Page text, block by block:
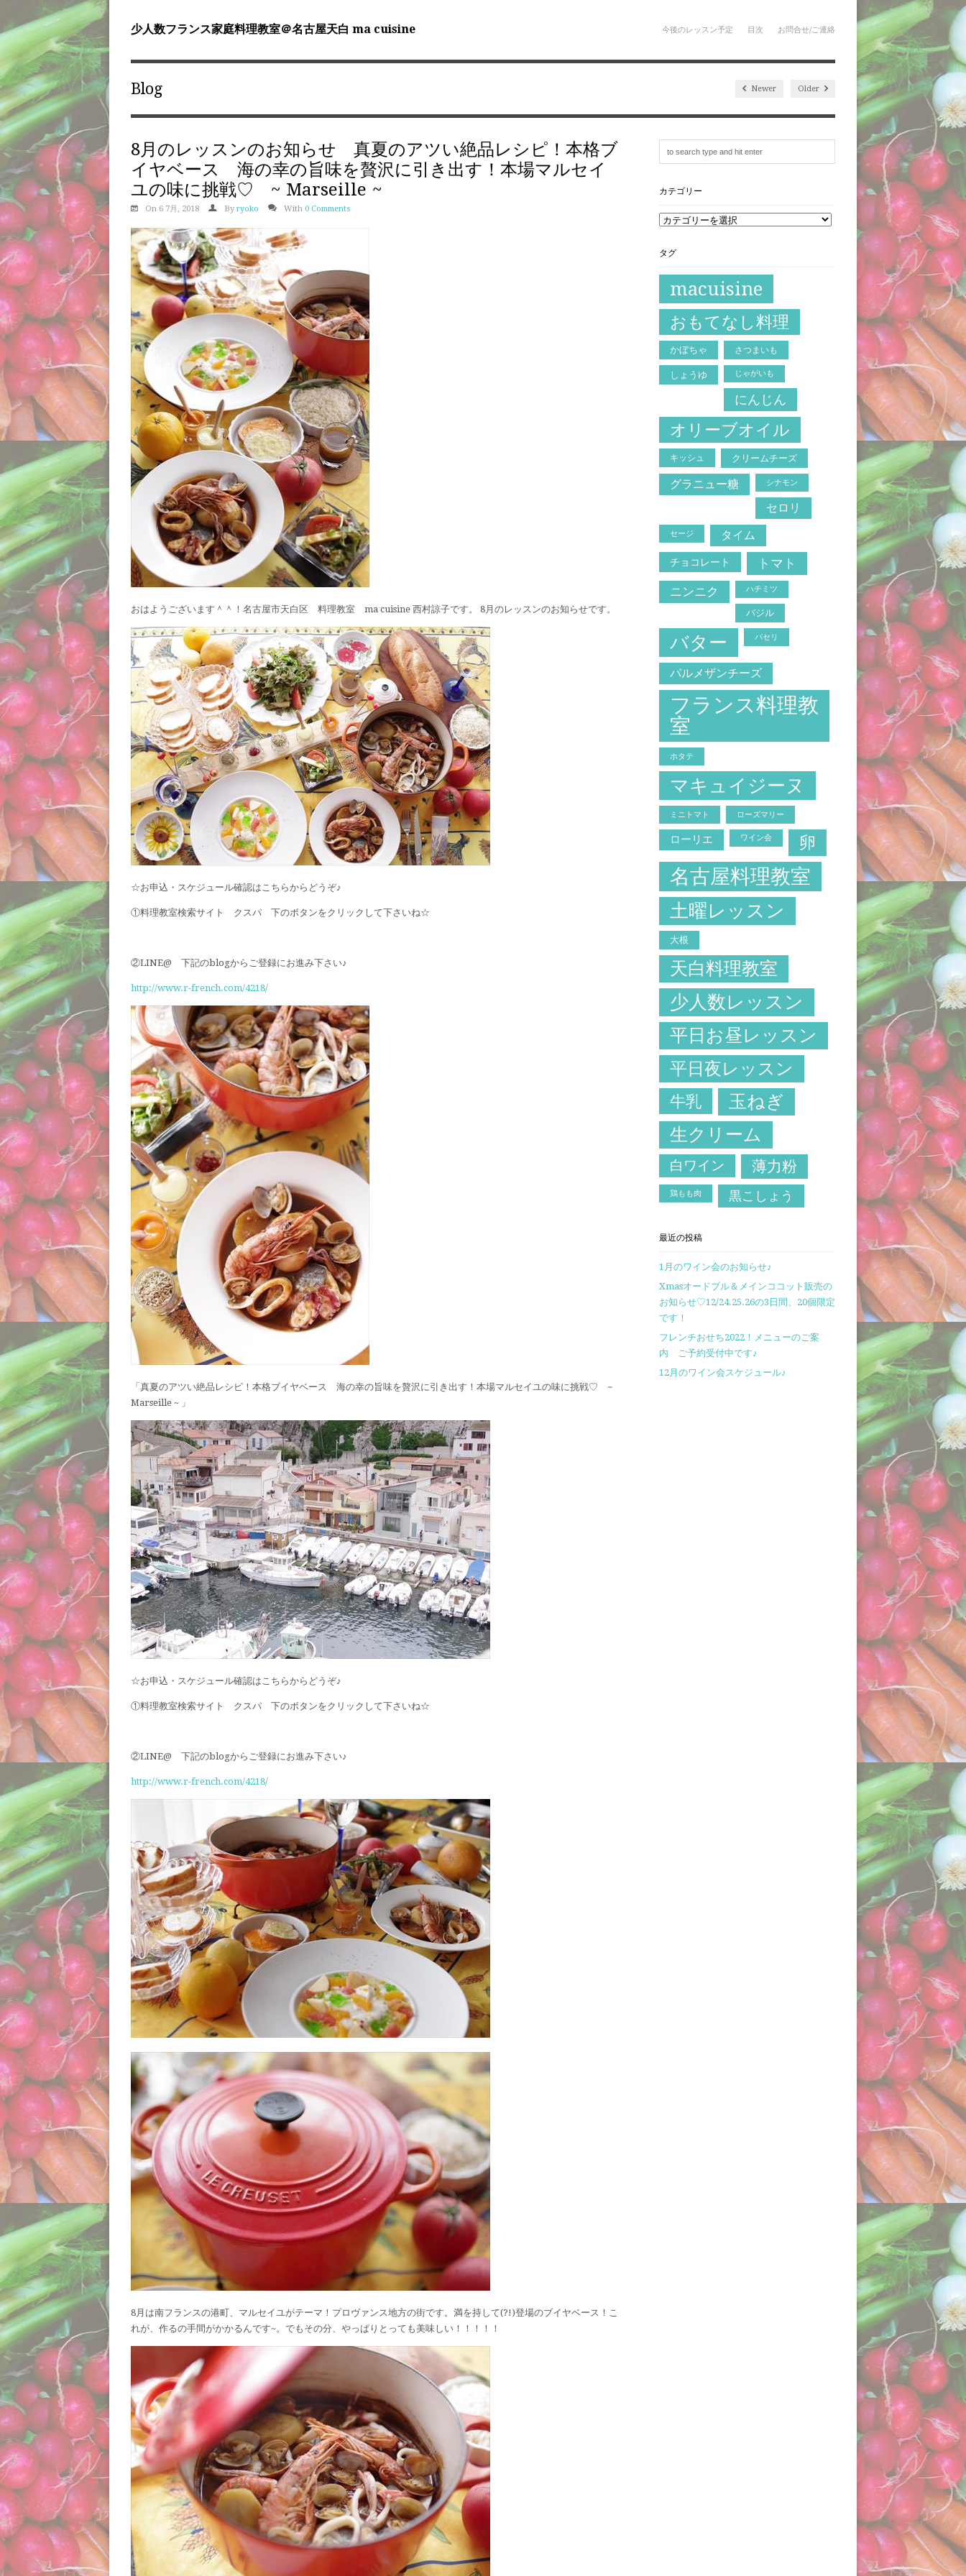
少人数フランス家庭料理教室＠名古屋天白 ma cuisine 今後のレッスン予定 目次 お問合せ/ご連絡
Blog Newer Older
8月のレッスンのお知らせ 真夏のアツい絶品レシピ！本格ブ
イヤベース 海の幸の旨味を贅沢に引き出す！本場マルセイ
ユの味に挑戦♡ ~ Marseille ~
On 6 7月, 2018 By ryoko With 0 Comments
おはようございます＾＾！名古屋市天白区 料理教室 ma cuisine 西村諒子です。 8月のレッスンのお知らせです。
☆お申込・スケジュール確認はこちらからどうぞ♪
①料理教室検索サイト クスパ 下のボタンをクリックして下さいね☆
②LINE@ 下記のblogからご登録にお進み下さい♪
http://www.r-french.com/4218/
「真夏のアツい絶品レシピ！本格ブイヤベース 海の幸の旨味を贅沢に引き出す！本場マルセイユの味に挑戦♡ ~
Marseille ~ 」
☆お申込・スケジュール確認はこちらからどうぞ♪
①料理教室検索サイト クスパ 下のボタンをクリックして下さいね☆
②LINE@ 下記のblogからご登録にお進み下さい♪
http://www.r-french.com/4218/
8月は南フランスの港町、マルセイユがテーマ！プロヴァンス地方の街です。満を持して(?!)登場のブイヤベース！こ
れが、作るの手間がかかるんです~。でもその分、やっぱりとっても美味しい！！！！！
カテゴリー
タグ
macuisine
おもてなし料理
かぼちゃ さつまいも
しょうゆ じゃがいも
にんじん
オリーブオイル
キッシュ クリームチーズ
グラニュー糖 シナモン
セロリ
セージ タイム
チョコレート トマト
ニンニク ハチミツ
バジル
バター パセリ
パルメザンチーズ
フランス料理教
室
ホタテ
マキュイジーヌ
ミニトマト ローズマリー
ローリエ ワイン会 卵
名古屋料理教室
土曜レッスン
大根
天白料理教室
少人数レッスン
平日お昼レッスン
平日夜レッスン
牛乳
玉ねぎ
生クリーム
白ワイン 薄力粉
鶏もも肉 黒こしょう
最近の投稿
1月のワイン会のお知らせ♪
Xmasオードブル＆メインココット販売の
お知らせ♡12/24.25.26の3日間、20個限定
です！
フレンチおせち2022！メニューのご案
内 ご予約受付中です♪
12月のワイン会スケジュール♪